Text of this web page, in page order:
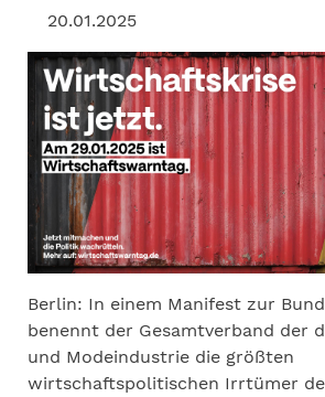
20.01.2025
Berlin: In einem Manifest zur
benennt der Gesamtverband der
und Modeindustrie die größten
wirtschaftspolitischen Irrtümer